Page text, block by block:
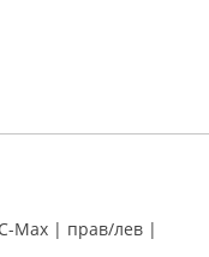
Max | прав/лев |